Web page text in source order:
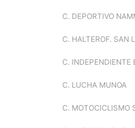
C. DEPORTIVO
C. HALTEROF. SAN
C. INDEPENDIENTE
C. LUCHA MUNOA
C. MOTOCICLISMO